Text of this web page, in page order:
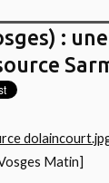
:
Matin]